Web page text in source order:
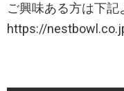
ご興味ある方は下記
https://